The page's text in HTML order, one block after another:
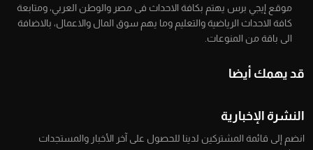
موقع إيجي برس يهتم بكافة الاحداث فى مصر والوطن العربي، ومتابعة
كافة الاحداث الرياضية والتعليم وما يهم سوق المال والاعمال، بالاضافة
الى باقة من المنوعات.
قد يهمك أيضا
النشرة الإخبارية
انضم إلى قائمة المشتركين لدينا للحصول على آخر الأخبار والمستجدات